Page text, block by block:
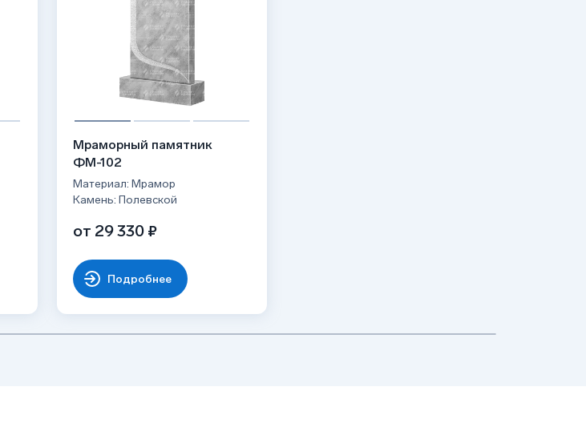
Мраморный памятник
ФМ-102
Материал: Мрамор
Камень: Полевской
от 29 330 ₽
Подробнее